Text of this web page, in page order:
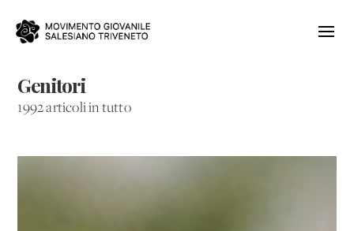
Genitori
1992 articoli in tutto